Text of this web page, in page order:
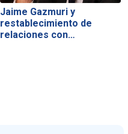
Jaime Gazmuri y
restablecimiento de
relaciones con…